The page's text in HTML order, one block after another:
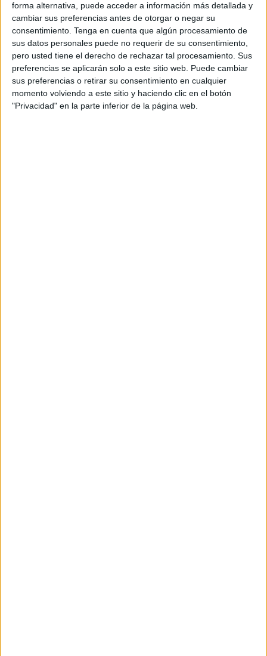
forma alternativa, puede acceder a información más detallada y
cambiar sus preferencias antes de otorgar o negar su
consentimiento. Tenga en cuenta que algún procesamiento de
sus datos personales puede no requerir de su consentimiento,
pero usted tiene el derecho de rechazar tal procesamiento. Sus
preferencias se aplicarán solo a este sitio web. Puede cambiar
sus preferencias o retirar su consentimiento en cualquier
momento volviendo a este sitio y haciendo clic en el botón
"Privacidad" en la parte inferior de la página web.
Notícia
Girona repara una torre medieval que
forma part de la muralla de la Força